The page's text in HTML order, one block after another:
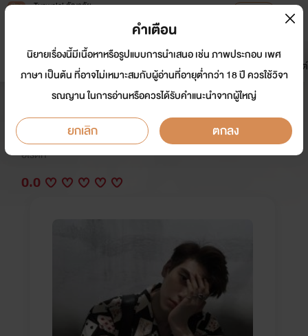
Tunwalai ธัญวลัย
หน้าแรก นิยาย อีบุ๊ก การ์ตูน
มาใหม่
ดรีมแชท ธัญลิสต์
นิยาย ล้อมรักร้าย (nc 18+)
นักเขียน: จีน
อีโรติก
0.0
คำเตือน
นิยายเรื่องนี้มีเนื้อหาหรือรูปแบบการนำเสนอ เช่น ภาพประกอบ เพศ
ภาษา เป็นต้น ที่อาจไม่เหมาะสมกับผู้อ่านที่อายุต่ำกว่า 18 ปี ควรใช้วิจา
รณญาน ในการอ่านหรือควรได้รับคำแนะนำจากผู้ใหญ่
ยกเลิก ตกลง